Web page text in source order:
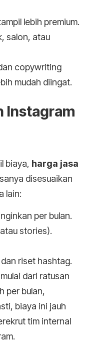
lebih premium.
salon, atau
copywriting
mudah diingat.
Instagram
biaya, harga jasa
disesuaikan
lain:
per bulan.
stories).
riset hashtag.
dari ratusan
per bulan,
biaya ini jauh
tim internal